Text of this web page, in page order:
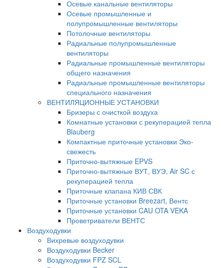
Осевые канальные вентиляторы
Осевые промышленные и
полупромышленные вентиляторы
Потолочные вентиляторы
Радиальные полупромышленные
вентиляторы
Радиальные промышленные вентиляторы
общего назначения
Радиальные промышленные вентиляторы
специального назначения
ВЕНТИЛЯЦИОННЫЕ УСТАНОВКИ
Бризеры с очисткой воздуха
Комнатные установки с рекуперацией тепла
Blauberg
Компактные приточные установки Эко-
свежесть
Приточно-вытяжные EPVS
Приточно-вытяжные ВУТ, ВУЭ, Air SC с
рекуперацией тепла
Приточные клапана КИВ СВК
Приточные установки Breezart, Вентс
Приточные установки CAU OTA VEKA
Проветриватели ВЕНТС
Воздуходувки
Вихревые воздуходувки
Воздуходувки Becker
Воздуходувки FPZ SCL